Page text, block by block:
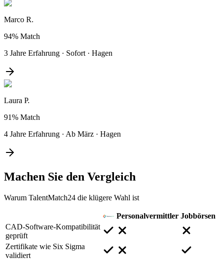
Marco R.
94% Match
3 Jahre Erfahrung · Sofort · Hagen
Laura P.
91% Match
4 Jahre Erfahrung · Ab März · Hagen
Machen Sie den Vergleich
Warum TalentMatch24 die klügere Wahl ist
Personalvermittler Jobbörsen
CAD-Software-Kompatibilität
geprüft
Zertifikate wie Six Sigma
validiert